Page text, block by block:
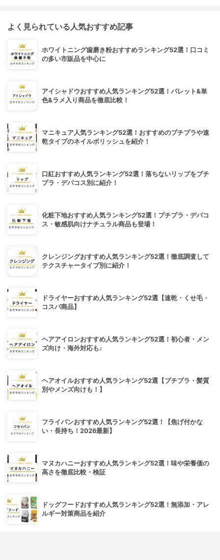
よく見られている人気おすすめ記事
ホワイトニング歯磨き粉おすすめランキング52選！口コミ
の多い市販品を中心に
アイシャドウおすすめ人気ランキング52選！パレット&単
色&ラメ入り商品を徹底比較！
マニキュア人気ランキング52選！おすすめのプチプラや速
乾タイプのネイルポリッシュを紹介！
口紅おすすめ人気ランキング52選！落ちないリップをプチ
プラ・デパコス別に紹介！
化粧下地おすすめ人気ランキング52選！プチプラ・デパコ
ス・敏感肌向けナチュラル商品も登場！
クレンジングおすすめ人気ランキング52選！徹底調査して
テクスチャータイプ別に紹介！
ドライヤーおすすめ人気ランキング52選【速乾・くせ毛・
コスパ商品】
ヘアアイロンおすすめ人気ランキング52選！初心者・メン
ズ向け・海外対応も♪
ヘアオイルおすすめ人気ランキング52選【プチプラ・髪質
別やメンズ向けも！】
フライパンおすすめ人気ランキング52選！【焦げ付かな
い・長持ち！2026最新】
マヌカハニーおすすめ人気ランキング52選！味や栄養価の
高さを徹底比較・検証
ドッグフードおすすめ人気ランキング52選！無添加・アレ
ルギー対策商品を紹介